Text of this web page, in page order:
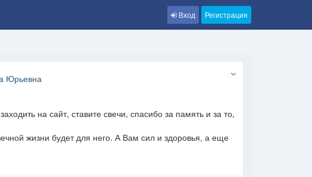
Вход Регистрация
Юрьевна
на сайт, ставите свечи, спасибо за память и за то,
жизни будет для него. А Вам сил и здоровья, а еще